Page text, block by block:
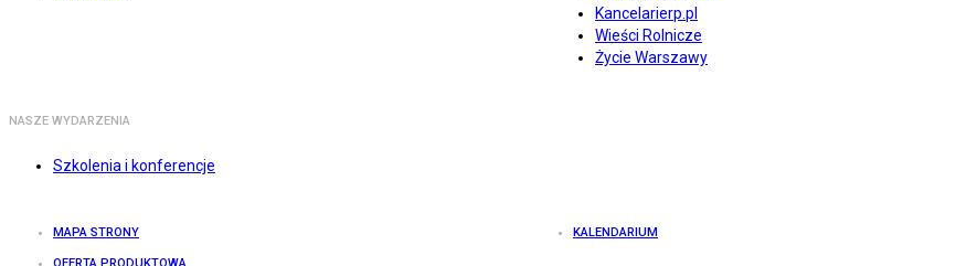
Kancelarierp.pl
Wieści Rolnicze
Życie Warszawy
NASZE WYDARZENIA
Szkolenia i konferencje
MAPA STRONY KALENDARIUM